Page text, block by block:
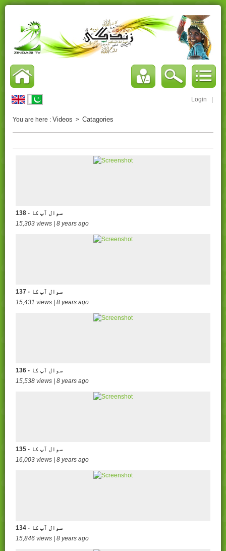
Login
You are here : Videos > Catagories
138 - سوال آپ کا
15,303 views | 8 years ago
137 - سوال آپ کا
15,431 views | 8 years ago
136 - سوال آپ کا
15,538 views | 8 years ago
135 - سوال آپ کا
16,003 views | 8 years ago
134 - سوال آپ کا
15,846 views | 8 years ago